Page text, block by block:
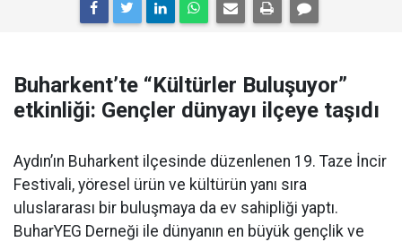
Buharkent’te “Kültürler Buluşuyor”
etkinliği: Gençler dünyayı ilçeye taşıdı
Aydın’ın Buharkent ilçesinde düzenlenen 19. Taze İncir
Festivali, yöresel ürün ve kültürün yanı sıra
uluslararası bir buluşmaya da ev sahipliği yaptı.
BuharYEG Derneği ile dünyanın en büyük gençlik ve